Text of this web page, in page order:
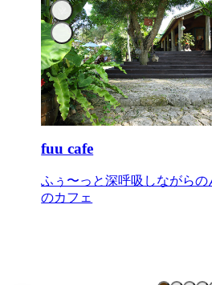
fuu cafe
ふぅ〜っと深呼吸しながらの
のカフェ